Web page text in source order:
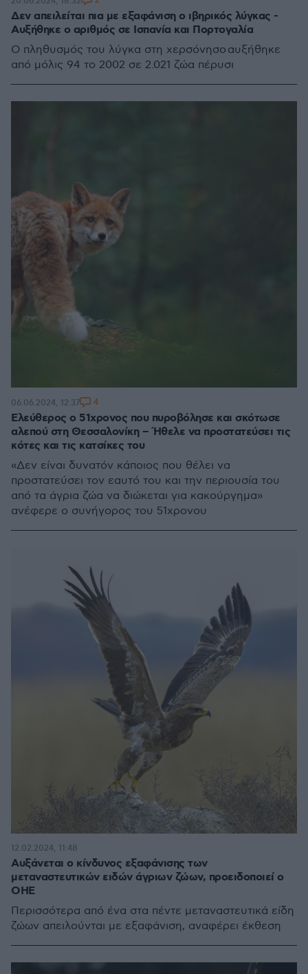
Δεν απειλείται πια με εξαφάνιση ο ιβηρικός λύγκας -
Αυξήθηκε ο αριθμός σε Ισπανία και Πορτογαλία
Ο πληθυσμός του λύγκα στη χερσόνησο αυξήθηκε
από μόλις 94 το 2002 σε 2.021 ζώα πέρυσι
Ελεύθερος ο 51χρονος που πυροβόλησε και σκότωσε
αλεπού στη Θεσσαλονίκη – Ήθελε να πρoστατεύσει τις
κότες και τις κατσίκες του
«Δεν είναι δυνατόν κάποιος που θέλει να
προστατεύσει τον εαυτό του και την περιουσία του
από τα άγρια ζώα να διώκεται για κακούργημα»
ανέφερε ο συνήγορος του 51χρονου
06.06.2024, 12:37 4
Aυξάνεται ο κίνδυνος εξαφάνισης των
μεταναστευτικών ειδών άγριων ζώων, προειδοποιεί ο
ΟΗΕ
Περισσότερα από ένα στα πέντε μεταναστευτικά είδη
ζώων απειλούνται με εξαφάνιση, αναφέρει έκθεση
12.02.2024, 11:48